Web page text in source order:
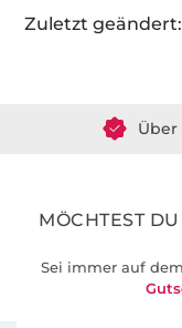
Zuletzt geändert:
Über
MÖCHTEST
Sei immer auf